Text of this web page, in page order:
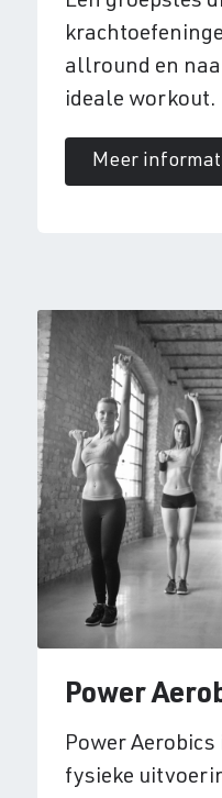
allround en
ideale workout.
Meer
Power
Power
fysieke